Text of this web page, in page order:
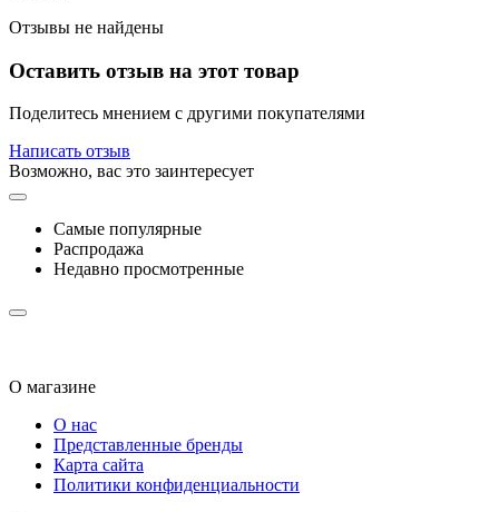
Отзывы не найдены
Оставить отзыв на этот товар
Поделитесь мнением с другими покупателями
Написать отзыв
Возможно, вас это заинтересует
Самые популярные
Распродажа
Недавно просмотренные
О магазине
О нас
Представленные бренды
Карта сайта
Политики конфиденциальности